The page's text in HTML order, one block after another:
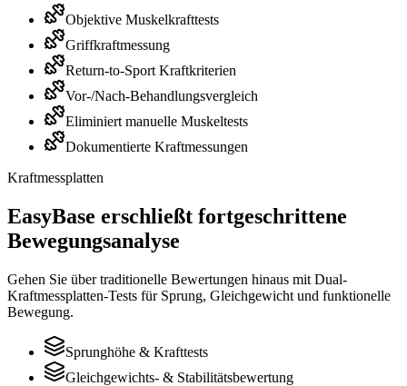
Objektive Muskelkrafttests
Griffkraftmessung
Return-to-Sport Kraftkriterien
Vor-/Nach-Behandlungsvergleich
Eliminiert manuelle Muskeltests
Dokumentierte Kraftmessungen
Kraftmessplatten
EasyBase erschließt fortgeschrittene
Bewegungsanalyse
Gehen Sie über traditionelle Bewertungen hinaus mit Dual-
Kraftmessplatten-Tests für Sprung, Gleichgewicht und funktionelle
Bewegung.
Sprunghöhe & Krafttests
Gleichgewichts- & Stabilitätsbewertung